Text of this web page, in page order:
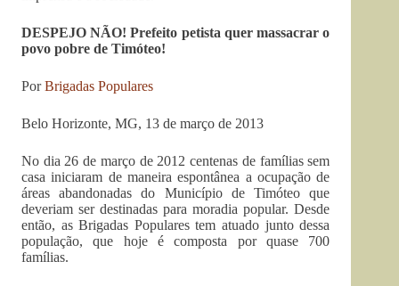
DESPEJO NÃO! Prefeito petista quer massacrar o
povo pobre de Timóteo!
PorBrigadas Populares
Belo Horizonte, MG, 13 de março de 2013
No dia 26 de março de 2012 centenas de famílias sem
casa iniciaram de maneira espontânea a ocupação de
áreas abandonadas do Município de Timóteo que
deveriam ser destinadas para moradia popular. Desde
então, as Brigadas Populares tem atuado junto dessa
população, que hoje é composta por quase 700
famílias.